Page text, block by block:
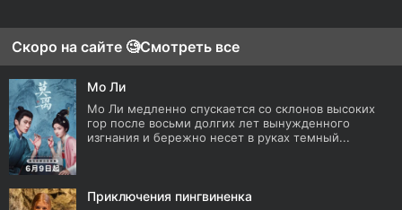
Скоро на сайте 🧐Смотреть все
Мо Ли
Мо Ли медленно спускается со склонов высоких
гор после восьми долгих лет вынужденного
изгнания и бережно несет в руках темный...
Приключения пингвиненка